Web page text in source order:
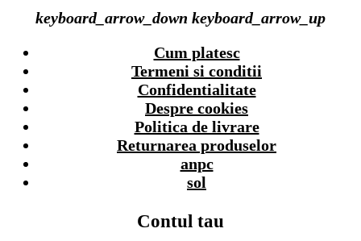
keyboard_arrow_down keyboard_arrow_up
Cum platesc
Termeni si conditii
Confidentialitate
Despre cookies
Politica de livrare
Returnarea produselor
anpc
sol
Contul tau